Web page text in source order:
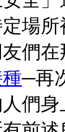
場
們
─再
們